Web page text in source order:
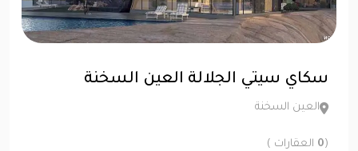
سكاي سيتي الجلالة العين السخنة
العين السخنة
(
0 العقارات )